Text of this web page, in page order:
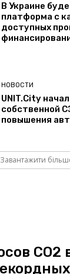
В Украине
платформа с
доступных
НОВОСТИ
UNIT.City
собственной
повышения
Завантажити